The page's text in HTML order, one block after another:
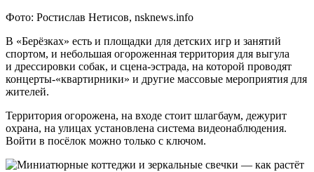
Фото: Ростислав Нетисов, nsknews.info
В «Берёзках» есть и площадки для детских игр и занятий
спортом, и небольшая огороженная территория для выгула
и дрессировки собак, и сцена-эстрада, на которой проводят
концерты-«квартирники» и другие массовые мероприятия для
жителей.
Территория огорожена, на входе стоит шлагбаум, дежурит
охрана, на улицах установлена система видеонаблюдения.
Войти в посёлок можно только с ключом.